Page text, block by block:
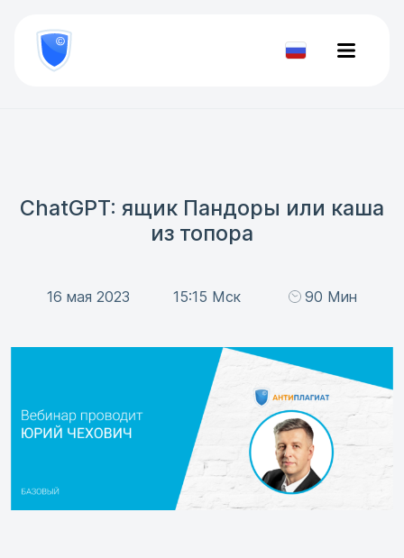
800
777-
81-Проверить
ChatGPT: ящик Пандоры или каша
из топора
16 мая 2023 15:15 Мск 90 Мин